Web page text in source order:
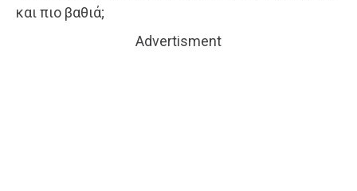
και πιο βαθιά;
Advertisment